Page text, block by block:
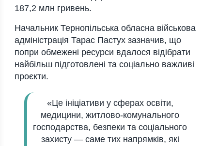
187,2 млн гривень.
Начальник Тернопільська обласна військова
адміністрація Тарас Пастух зазначив, що
попри обмежені ресурси вдалося відібрати
найбільш підготовлені та соціально важливі
проєкти.
«Це ініціативи у сферах освіти,
медицини, житлово-комунального
господарства, безпеки та соціального
захисту — саме тих напрямків, які